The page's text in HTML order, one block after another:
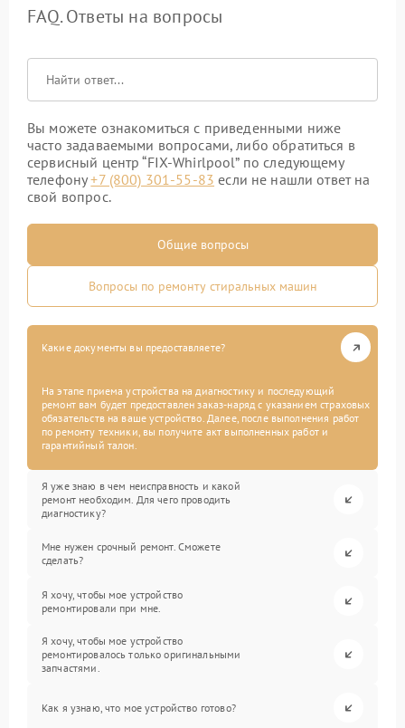
FAQ. Ответы на вопросы
Вы можете ознакомиться с приведенными ниже
часто задаваемыми вопросами, либо обратиться в
сервисный центр “FIX-Whirlpool” по следующему
телефону+7 (800) 301-55-83 если не нашли ответ на
свой вопрос.
Общие вопросы
Вопросы по ремонту стиральных машин
Какие документы вы предоставляете?
На этапе приема устройства на диагностику и последующий
ремонт вам будет предоставлен заказ-наряд с указанием страховых
обязательств на ваше устройство. Далее, после выполнения работ
по ремонту техники, вы получите акт выполненных работ и
гарантийный талон.
Я уже знаю в чем неисправность и какой
ремонт необходим. Для чего проводить
диагностику?
Мне нужен срочный ремонт. Сможете
сделать?
Я хочу, чтобы мое устройство
ремонтировали при мне.
Я хочу, чтобы мое устройство
ремонтировалось только оригинальными
запчастями.
Как я узнаю, что мое устройство готово?